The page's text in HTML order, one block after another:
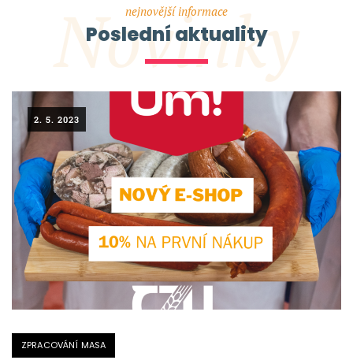
Novinky
nejnovější informace
Poslední aktuality
2. 5. 2023
ZPRACOVÁNÍ MASA